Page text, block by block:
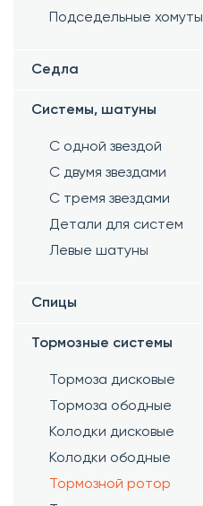
Подседельные хомуты
Седла
Системы, шатуны
С одной звездой
С двумя звездами
С тремя звездами
Детали для систем
Левые шатуны
Спицы
Тормозные системы
Тормоза дисковые
Тормоза ободные
Колодки дисковые
Колодки ободные
Тормозной ротор